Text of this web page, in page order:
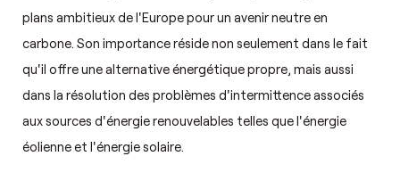
plans ambitieux de l'Europe pour un avenir neutre en
carbone. Son importance réside non seulement dans le fait
qu'il offre une alternative énergétique propre, mais aussi
dans la résolution des problèmes d'intermittence associés
aux sources d'énergie renouvelables telles que l'énergie
éolienne et l'énergie solaire.